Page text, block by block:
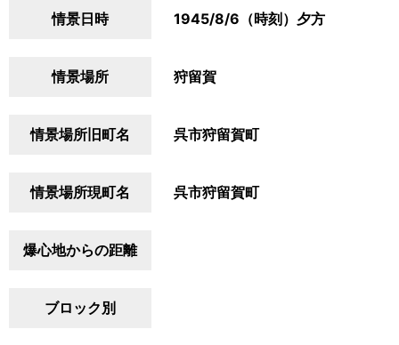
情景日時 1945/8/6（時刻）夕方
情景場所 狩留賀
情景場所旧町名 呉市狩留賀町
情景場所現町名 呉市狩留賀町
爆心地からの距離
ブロック別